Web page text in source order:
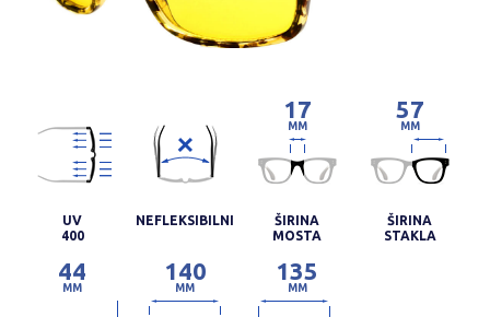
UV
400
NEFLEKSIBILNI
17
MM
ŠIRINA
MOSTA
57
MM
ŠIRINA
STAKLA
44
MM
140
MM
135
MM